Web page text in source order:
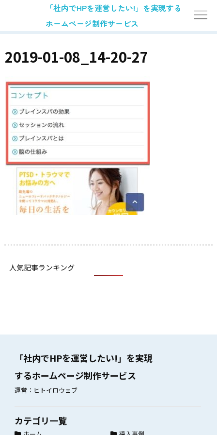
「社内でHPを運営したい!」を実現する
ホームページ制作サービス
2019-01-08_14-20-27
人気記事ランキング
「社内でHPを運営したい!」を実現
するホームページ制作サービス
運営：ヒトイロウェブ
カテゴリ一覧